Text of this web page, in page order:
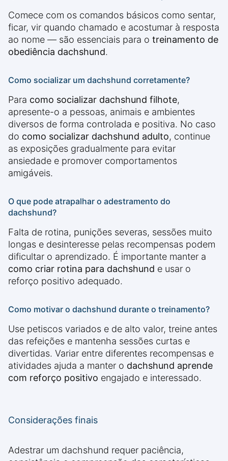
Comece com os comandos básicos como sentar,
ficar, vir quando chamado e acostumar à resposta
ao nome — são essenciais para o treinamento de
obediência dachshund.
Como socializar um dachshund corretamente?
Para como socializar dachshund filhote,
apresente-o a pessoas, animais e ambientes
diversos de forma controlada e positiva. No caso
do como socializar dachshund adulto, continue
as exposições gradualmente para evitar
ansiedade e promover comportamentos
amigáveis.
O que pode atrapalhar o adestramento do
dachshund?
Falta de rotina, punições severas, sessões muito
longas e desinteresse pelas recompensas podem
dificultar o aprendizado. É importante manter a
como criar rotina para dachshund e usar o
reforço positivo adequado.
Como motivar o dachshund durante o treinamento?
Use petiscos variados e de alto valor, treine antes
das refeições e mantenha sessões curtas e
divertidas. Variar entre diferentes recompensas e
atividades ajuda a manter o dachshund aprende
com reforço positivo engajado e interessado.
Considerações finais
Adestrar um dachshund requer paciência,